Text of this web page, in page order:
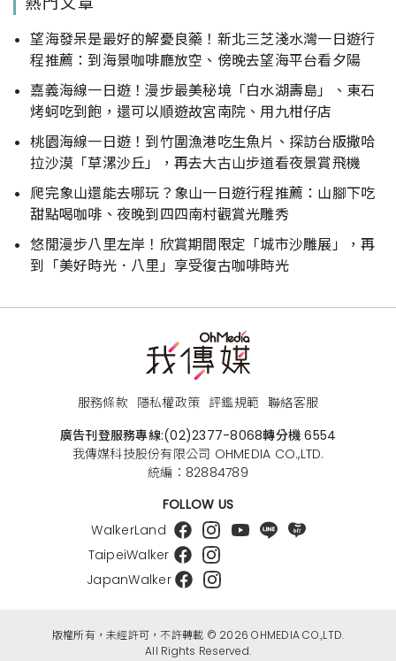
望海發呆是最好的解憂良藥！新北三芝淺水灣一日遊行
程推薦：到海景咖啡廳放空、傍晚去望海平台看夕陽
嘉義海線一日遊！漫步最美秘境「白水湖壽島」、東石
烤蚵吃到飽，還可以順遊故宮南院、用九柑仔店
桃園海線一日遊！到竹圍漁港吃生魚片、探訪台版撒哈
拉沙漠「草漯沙丘」，再去大古山步道看夜景賞飛機
爬完象山還能去哪玩？象山一日遊行程推薦：山腳下吃
甜點喝咖啡、夜晚到四四南村觀賞光雕秀
悠閒漫步八里左岸！欣賞期間限定「城市沙雕展」，再
到「美好時光．八里」享受復古咖啡時光
服務條款 隱私權政策 評鑑規範 聯絡客服
廣告刊登服務專線:(02)2377-8068轉分機 6554
我傳媒科技股份有限公司 OHMEDIA CO.,LTD.
統編：82884789
FOLLOW US
WalkerLand
TaipeiWalker
JapanWalker
版權所有，未經許可，不許轉載 © 2026 OHMEDIA CO.,LTD.
All Rights Reserved.